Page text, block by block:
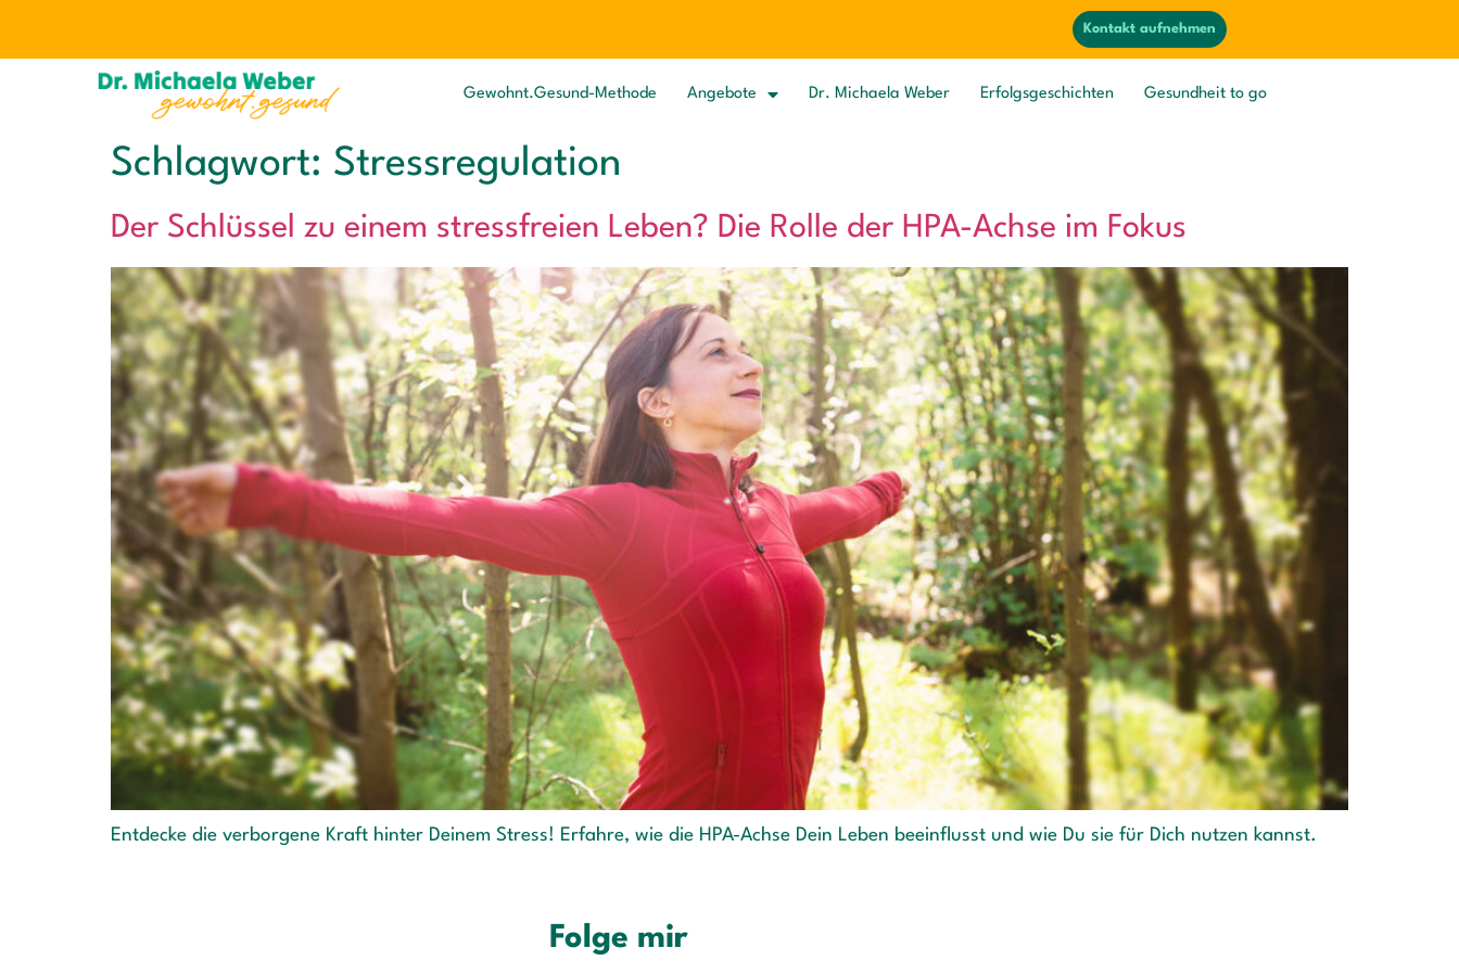
Kontakt aufnehmen
Gewohnt.Gesund-Methode Angebote Dr. Michaela Weber Erfolgsgeschichten Gesundheit to go
Schlagwort: Stressregulation
Der Schlüssel zu einem stressfreien Leben? Die Rolle der HPA-Achse im Fokus
Entdecke die verborgene Kraft hinter Deinem Stress! Erfahre, wie die HPA-Achse Dein Leben beeinflusst und wie Du sie für Dich nutzen kannst.
Folge mir